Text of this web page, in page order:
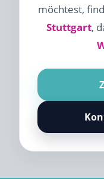
möchtest,
Stuttgart,